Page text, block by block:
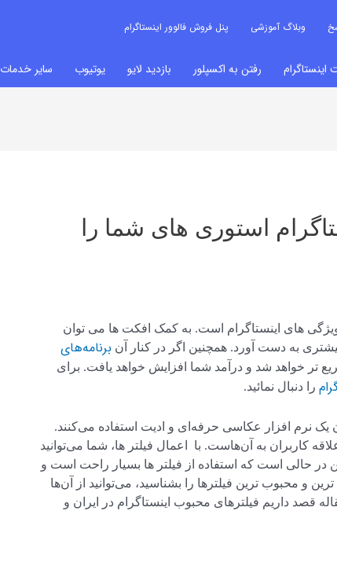
وبلاگ آموزشی پنل فروش فالوور اینستاگرام
اینستاگرام رفتن به اکسپلور بازدید لایو یوتیوب سایر خدمات
استوری‌‌ های شما را
های اینستاگرام است. به کمک افکت‌ ها می‌ توان
به دست آورد. همچنین اگر در کنار آن برنامه‌های
تر خواهد شد و درآمد شما افزایش خواهد یافت. برای
را دنبال نمائید.
یک نرم افزار عکاسی حرفه‌ای و ادیت استفاده می‌کنند.
کاربران به آن‌هاست. با اعمال فیلتر ها، شما می‌توانید
در حالی است که استفاده از فیلتر ها بسیار راحت است و
و محبوب ترین فیلترها را بشناسید، می‌توانید از آن‌ها
قصد داریم فیلترهای محبوب اینستاگرام در ایران و